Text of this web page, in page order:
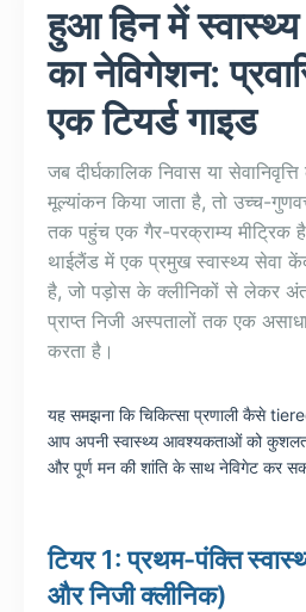
हुआ हिन में स्वास्थ्य
का नेविगेशन:
एक टियर्ड गाइड
जब दीर्घकालिक निवास या
मूल्यांकन किया जाता है, तो उच्च-
तक पहुंच एक गैर-परक्राम्य मीट्रिक
थाईलैंड में एक प्रमुख स्वास्थ्य सेवा
है, जो पड़ोस के क्लीनिकों से लेकर
प्राप्त निजी अस्पतालों तक एक
करता है।
यह समझना कि चिकित्सा प्रणाली कैसे
आप अपनी स्वास्थ्य आवश्यकताओं को
और पूर्ण मन की शांति के साथ नेविगेट कर
टियर 1: प्रथम-पंक्ति
और निजी क्लीनिक)